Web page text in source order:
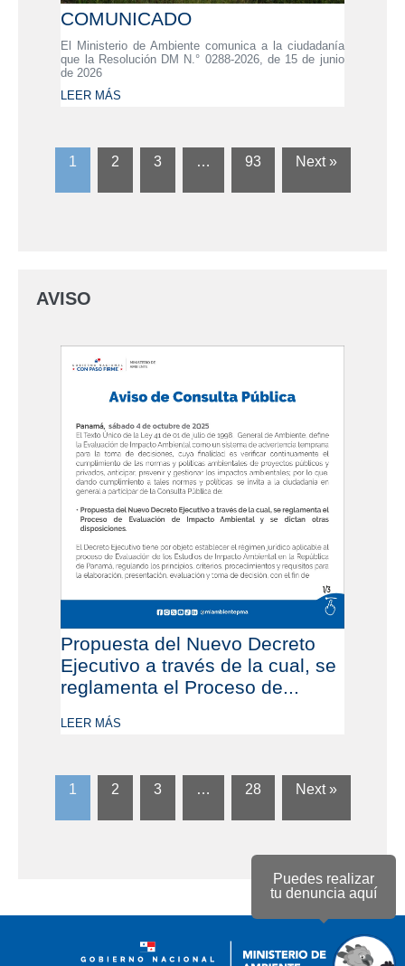
Puedes realizar
tu denuncia aquí
COMUNICADO
El Ministerio de Ambiente comunica a la ciudadanía
que la Resolución DM N.° 0288-2026, de 15 de junio
de 2026
LEER MÁS
1 2 3 … 93 Next »
AVISO
Propuesta del Nuevo Decreto
Ejecutivo a través de la cual, se
reglamenta el Proceso de...
LEER MÁS
1 2 3 … 28 Next »